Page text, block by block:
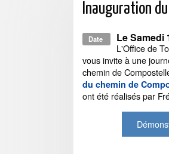
Inauguration
Date LeSamedi
L'Office de
vous invite à une
chemin de
du chemin de
ont été réalisés par